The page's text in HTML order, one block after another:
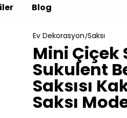
Blog
Ev Dekorasyon Saksı
Mini Çiçek
Sukulent
Saksısı
Saksı